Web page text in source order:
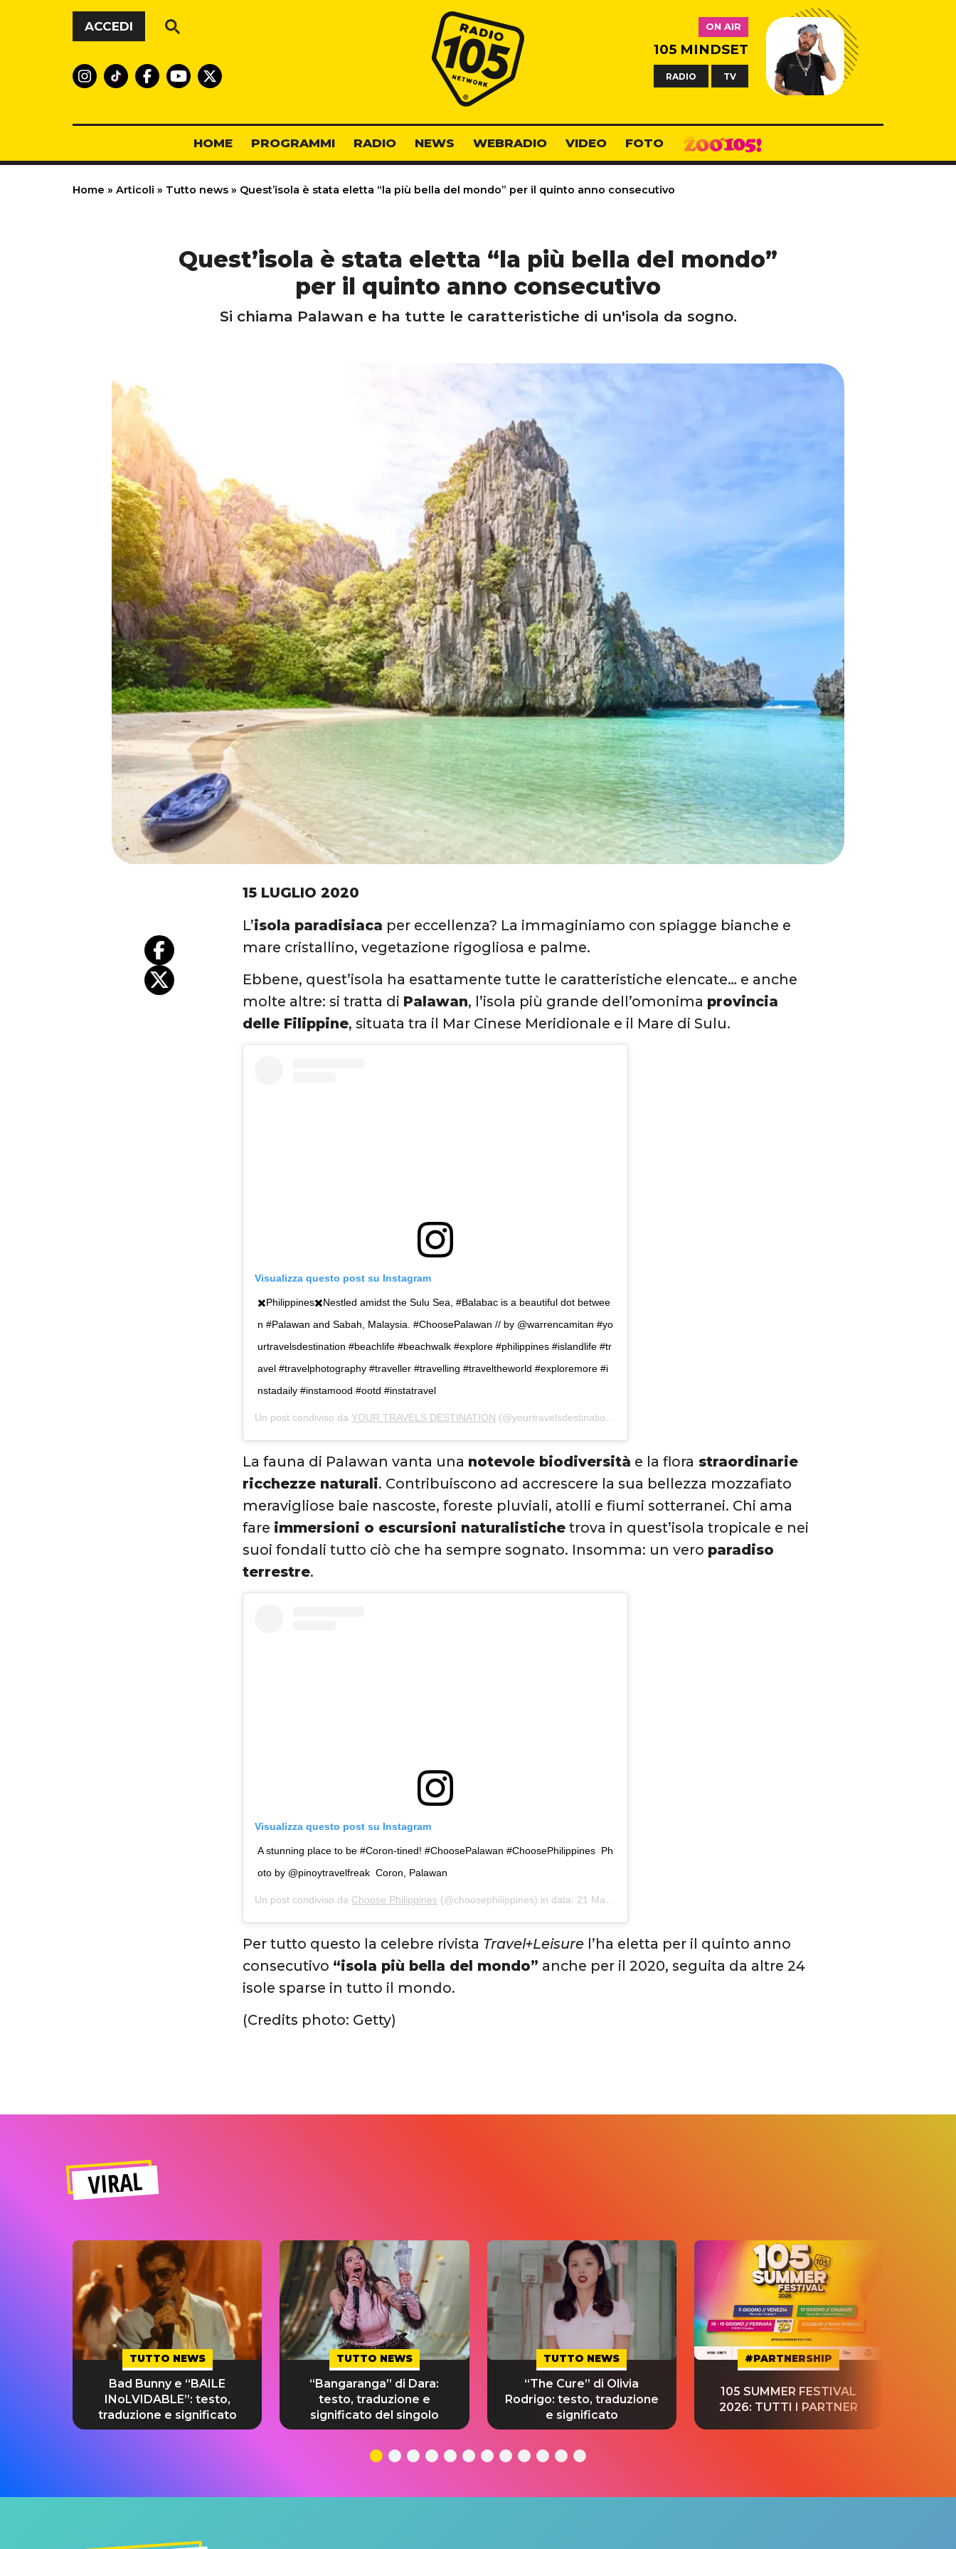
Vai al contenuto
ACCEDI
Radio 105
ON AIR
105 MINDSET
RADIO TV
HOME PROGRAMMI RADIO NEWS WEBRADIO VIDEO FOTO
Home » Articoli » Tutto news » Quest’isola è stata eletta “la più bella del mondo” per il quinto anno consecutivo
Quest’isola è stata eletta “la più bella del mondo”
per il quinto anno consecutivo
Si chiama Palawan e ha tutte le caratteristiche di un'isola da sogno.
15 LUGLIO 2020
L’isola paradisiaca per eccellenza? La immaginiamo con spiagge bianche e
mare cristallino, vegetazione rigogliosa e palme.
Ebbene, quest’isola ha esattamente tutte le caratteristiche elencate… e anche
molte altre: si tratta di Palawan, l’isola più grande dell’omonima provincia
delle Filippine, situata tra il Mar Cinese Meridionale e il Mare di Sulu.
Visualizza questo post su Instagram
✖️Philippines✖️Nestled amidst the Sulu Sea, #Balabac is a beautiful dot betwee
n #Palawan and Sabah, Malaysia. #ChoosePalawan // by @warrencamitan #yo
urtravelsdestination #beachlife #beachwalk #explore #philippines #islandlife #tr
avel #travelphotography #traveller #travelling #traveltheworld #exploremore #i
nstadaily #instamood #ootd #instatravel
Un post condiviso da YOUR TRAVELS DESTINATION (@yourtravelsdestination) in data:
La fauna di Palawan vanta una notevole biodiversità e la flora straordinarie
ricchezze naturali. Contribuiscono ad accrescere la sua bellezza mozzafiato
meravigliose baie nascoste, foreste pluviali, atolli e fiumi sotterranei. Chi ama
fare immersioni o escursioni naturalistiche trova in quest’isola tropicale e nei
suoi fondali tutto ciò che ha sempre sognato. Insomma: un vero paradiso
terrestre.
Visualizza questo post su Instagram
A stunning place to be #Coron-tined! ⁣#ChoosePalawan #ChoosePhilippines ⁣ ⁣Ph
oto by @pinoytravelfreak ⁣ Coron, Palawan
Un post condiviso da Choose Philippines (@choosephilippines) in data: 21 Mag 2020 alle ore 6:00 PDT
Per tutto questo la celebre rivista Travel+Leisure l’ha eletta per il quinto anno
consecutivo “isola più bella del mondo” anche per il 2020, seguita da altre 24
isole sparse in tutto il mondo.
(Credits photo: Getty)
VIRAL
TUTTO NEWS
Bad Bunny e “BAILE
INoLVIDABLE”: testo,
traduzione e significato
TUTTO NEWS
“Bangaranga” di Dara:
testo, traduzione e
significato del singolo
TUTTO NEWS
“The Cure” di Olivia
Rodrigo: testo, traduzione
e significato
#PARTNERSHIP
105 SUMMER FESTIVAL
2026: TUTTI I PARTNER